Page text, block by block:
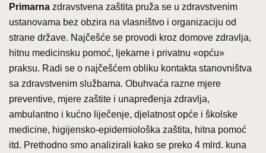
Primarna zdravstvena zaštita pruža se u zdravstvenim
ustanovama bez obzira na vlasništvo i organizaciju od
strane države. Najčešće se provodi kroz domove zdravlja,
hitnu medicinsku pomoć, ljekarne i privatnu «opću»
praksu. Radi se o najčešćem obliku kontakta stanovništva
sa zdravstvenim službama. Obuhvaća razne mjere
preventive, mjere zaštite i unapređenja zdravlja,
ambulantno i kućno liječenje, djelatnost opće i školske
medicine, higijensko-epidemiološka zaštita, hitna pomoć
itd. Prethodno smo analizirali kako se preko 4 mlrd. kuna